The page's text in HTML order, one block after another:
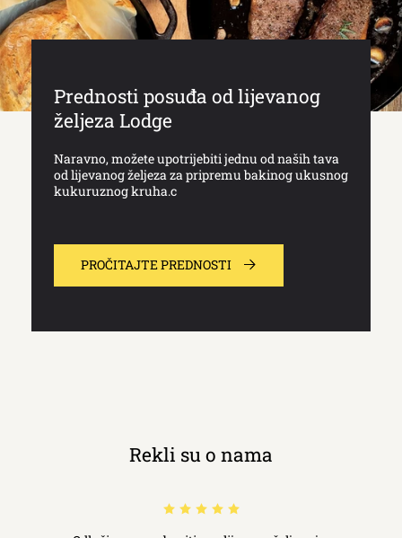
Prednosti posuđa od lijevanog
željeza Lodge
Naravno, možete upotrijebiti jednu od naših tava
od lijevanog željeza za pripremu bakinog ukusnog
kukuruznog kruha.c
PROČITAJTE PREDNOSTI
Rekli su o nama